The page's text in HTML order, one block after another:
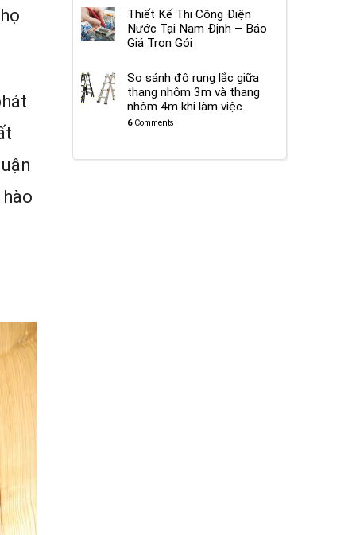
Thiết Kế Thi Công Điện
Nước Tại Nam Định – Báo
Giá Trọn Gói
So sánh độ rung lắc giữa
thang nhôm 3m và thang
nhôm 4m khi làm việc.
6Comments